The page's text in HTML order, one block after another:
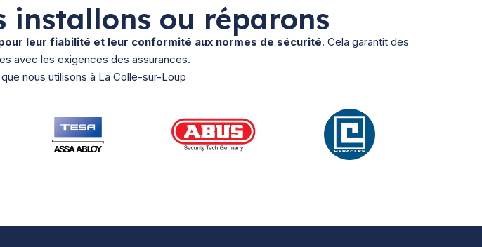
installons ou réparons
leur fiabilité et leur conformité aux normes de sécurité. Cela garantit des
avec les exigences des assurances.
nous utilisons à La Colle-sur-Loup